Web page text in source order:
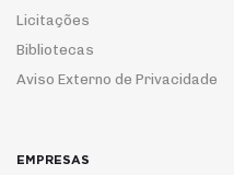
Licitações
Bibliotecas
Aviso Externo de Privacidade
EMPRESAS